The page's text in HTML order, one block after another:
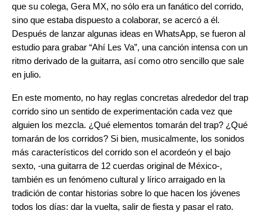
que su colega, Gera MX, no sólo era un fanático del corrido,
sino que estaba dispuesto a colaborar, se acercó a él.
Después de lanzar algunas ideas en WhatsApp, se fueron al
estudio para grabar “Ahí Les Va”, una canción intensa con un
ritmo derivado de la guitarra, así como otro sencillo que sale
en julio.
En este momento, no hay reglas concretas alrededor del trap
corrido sino un sentido de experimentación cada vez que
alguien los mezcla. ¿Qué elementos tomarán del trap? ¿Qué
tomarán de los corridos? Si bien, musicalmente, los sonidos
más característicos del corrido son el acordeón y el bajo
sexto, -una guitarra de 12 cuerdas original de México-,
también es un fenómeno cultural y lírico arraigado en la
tradición de contar historias sobre lo que hacen los jóvenes
todos los días: dar la vuelta, salir de fiesta y pasar el rato.